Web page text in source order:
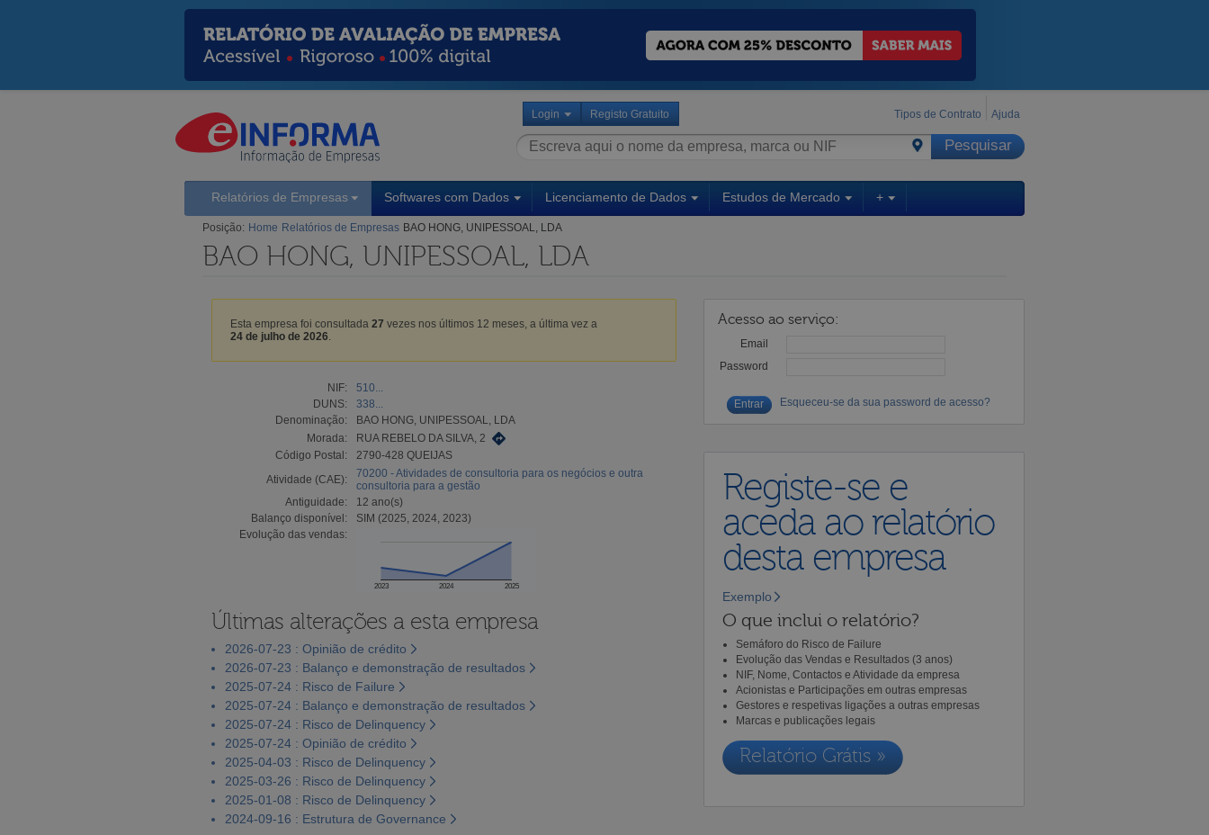
Login Registo Gratuito Tipos de Contrato Ajuda
Relatórios de Empresas Softwares com Dados Licenciamento de Dados Estudos de Mercado +
Posição: Home Relatórios de Empresas BAO HONG, UNIPESSOAL, LDA
BAO HONG, UNIPESSOAL, LDA
Esta empresa foi consultada 27 vezes nos últimos 12 meses, a última vez a
24 de julho de 2026
NIF:
510...
DUNS:
338...
Denominação:
BAO HONG, UNIPESSOAL, LDA
Morada:
RUA REBELO DA SILVA, 2
Código Postal:
2790-428 QUEIJAS
Atividade (CAE):
70200 - Atividades de consultoria para os negócios e outra
consultoria para a gestão
Antiguidade:
12 ano(s)
Balanço disponível:
SIM (2025, 2024, 2023)
Evolução das vendas:
2023 2024 2025
Últimas alterações a esta empresa
2026-07-23 : Opinião de crédito
2026-07-23 : Balanço e demonstração de resultados
2025-07-24 : Risco de Failure
2025-07-24 : Balanço e demonstração de resultados
2025-07-24 : Risco de Delinquency
2025-07-24 : Opinião de crédito
2025-04-03 : Risco de Delinquency
2025-03-26 : Risco de Delinquency
2025-01-08 : Risco de Delinquency
2024-09-16 : Estrutura de Governance
Acesso ao serviço:
Email
Password
Esqueceu-se da sua password de acesso?
Registe-se e
aceda ao relatório
desta empresa
Exemplo
O que inclui o relatório?
Semáforo do Risco de Failure
Evolução das Vendas e Resultados (3 anos)
NIF, Nome, Contactos e Atividade da empresa
Acionistas e Participações em outras empresas
Gestores e respetivas ligações a outras empresas
Marcas e publicações legais
Relatório Grátis »